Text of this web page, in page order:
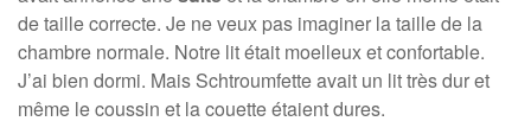
de taille correcte. Je ne veux pas imaginer la taille de la
chambre normale. Notre lit était moelleux et confortable.
J’ai bien dormi. Mais Schtroumfette avait un lit très dur et
même le coussin et la couette étaient dures.